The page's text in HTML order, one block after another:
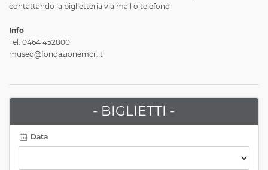
contattando la biglietteria via mail o telefono
Info
Tel. 0464 452800
museo@fondazionemcr.it
- BIGLIETTI -
Data